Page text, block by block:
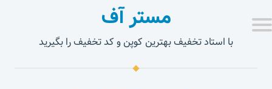
مستر آف
با استاد تخفیف بهترین کوپن و کد تخفیف را بگیرید